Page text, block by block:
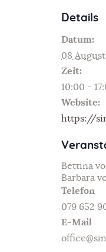
Details
Datum:
08 August
Zeit:
10:00 -
Website:
https://
Bettina
Barbara
Telefon
079 652
E-Mail